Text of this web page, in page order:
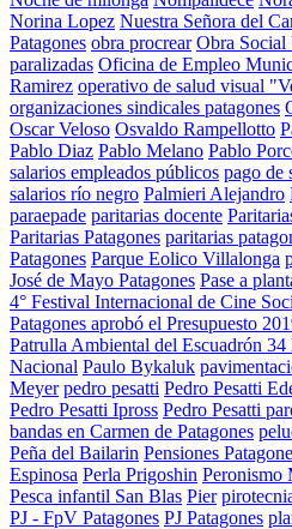
Norina Lopez Nuestra Señora del
Patagones obra procrear Obra Social
paralizadas Oficina de Empleo
Ramirez operativo de salud visual
organizaciones sindicales patagones
Oscar Veloso Osvaldo Rampellotto
Pablo Diaz Pablo Melano Pablo
salarios empleados públicos pago de
salarios río negro Palmieri Alejandro
paraepade paritarias docente
Paritarias Patagones paritarias
Patagones Parque Eolico Villalonga
José de Mayo Patagones Pase a
4° Festival Internacional de Cine
Patagones aprobó el Presupuesto
Patrulla Ambiental del Escuadrón
Nacional Paulo Bykaluk
Meyer pedro pesatti Pedro Pesatti
Pedro Pesatti Ipross Pedro Pesatti
bandas en Carmen de Patagones
Peña del Bailarin Pensiones
Espinosa Perla Prigoshin Peronismo
Pesca infantil San Blas Pier
PJ - FpV Patagones PJ Patagones